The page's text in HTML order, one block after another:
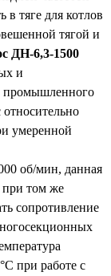
в тяге для котлов
тягой и
ДН-6,3-1500
и
промышленного
относительно
умеренной
об/мин, данная
при том же
сопротивление
при работе с